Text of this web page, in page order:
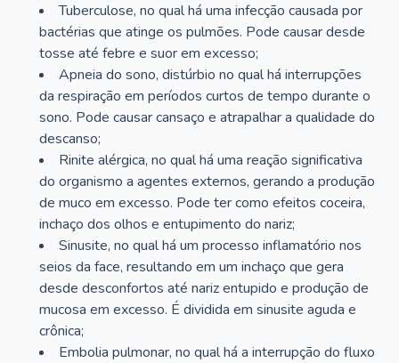
Tuberculose, no qual há uma infecção causada por
bactérias que atinge os pulmões. Pode causar desde
tosse até febre e suor em excesso;
Apneia do sono, distúrbio no qual há interrupções
da respiração em períodos curtos de tempo durante o
sono. Pode causar cansaço e atrapalhar a qualidade do
descanso;
Rinite alérgica, no qual há uma reação significativa
do organismo a agentes externos, gerando a produção
de muco em excesso. Pode ter como efeitos coceira,
inchaço dos olhos e entupimento do nariz;
Sinusite, no qual há um processo inflamatório nos
seios da face, resultando em um inchaço que gera
desde desconfortos até nariz entupido e produção de
mucosa em excesso. É dividida em sinusite aguda e
crônica;
Embolia pulmonar, no qual há a interrupção do fluxo